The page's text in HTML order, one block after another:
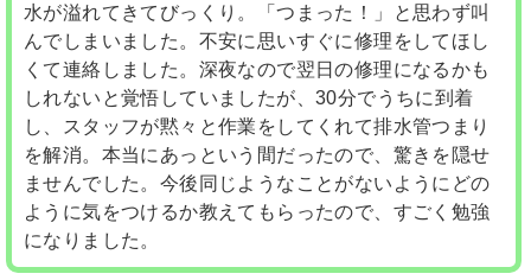
水が溢れてきてびっくり。「つまった！」と思わず叫
んでしまいました。不安に思いすぐに修理をしてほし
くて連絡しました。深夜なので翌日の修理になるかも
しれないと覚悟していましたが、30分でうちに到着
し、スタッフが黙々と作業をしてくれて排水管つまり
を解消。本当にあっという間だったので、驚きを隠せ
ませんでした。今後同じようなことがないようにどの
ように気をつけるか教えてもらったので、すごく勉強
になりました。